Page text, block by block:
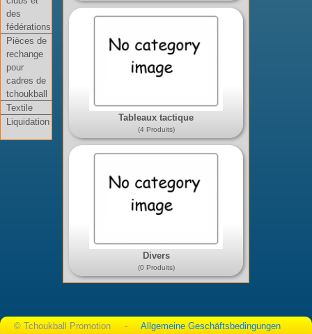
des
fédérations
Pièces de
rechange
pour
cadres de
tchoukball
Textile
Liquidation
Tableaux tactique
(4 Produits)
Divers
(0 Produits)
© Tchoukball Promotion - Allgemeine Geschäftsbedingungen